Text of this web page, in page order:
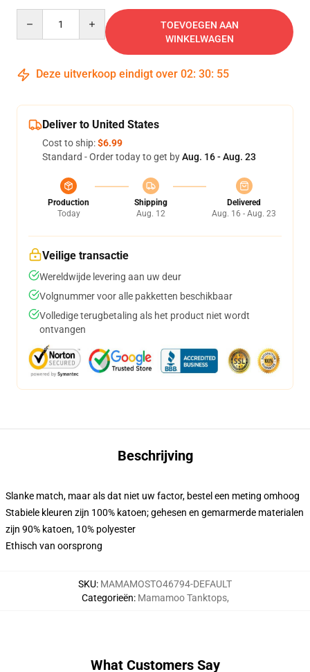
TOEVOEGEN AAN
WINKELWAGEN
Deze uitverkoop eindigt over 02: 30: 54
Deliver to United States
Cost to ship:$6.99
Standard - Order today to get byAug. 16 - Aug. 23
Production
Today
Shipping
Aug. 12
Delivered
Aug. 16 - Aug. 23
Veilige transactie
Wereldwijde levering aan uw deur
Volgnummer voor alle pakketten beschikbaar
Volledige terugbetaling als het product niet wordt
ontvangen
Beschrijving
Slanke match, maar als dat niet uw factor, bestel een meting omhoog
Stabiele kleuren zijn 100% katoen; gehesen en gemarmerde materialen
zijn 90% katoen, 10% polyester
Ethisch van oorsprong
SKU: MAMAMOSTO46794-DEFAULT
Categorieën: Mamamoo Tanktops,
What Customers Say